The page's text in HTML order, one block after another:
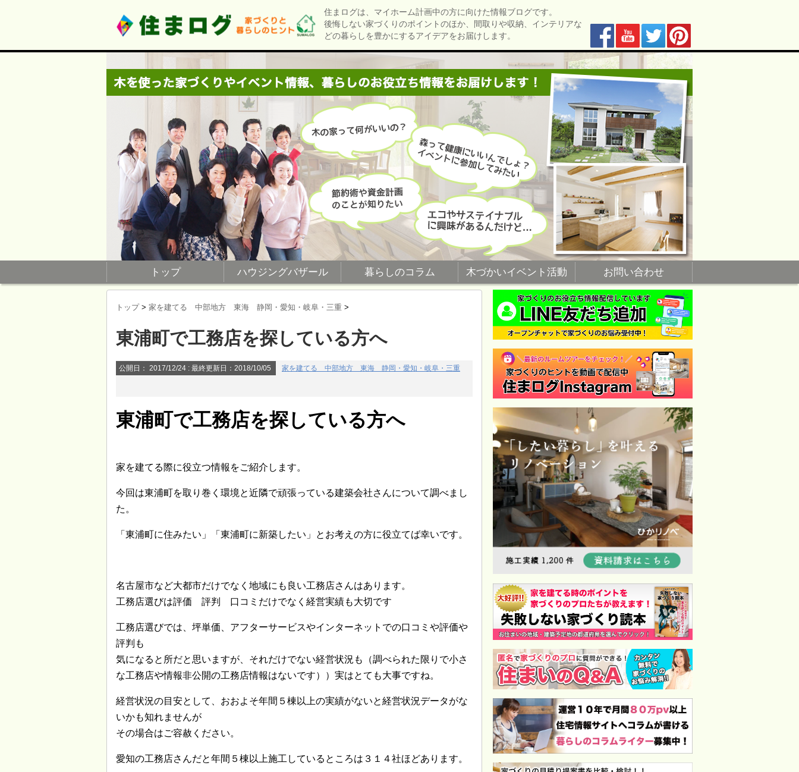
住まログは、マイホーム計画中の方に向けた情報ブログです。
後悔しない家づくりのポイントのほか、間取りや収納、インテリアな
どの暮らしを豊かにするアイデアをお届けします。
トップ ハウジングバザール 暮らしのコラム 木づかいイベント活動 お問い合わせ
トップ > 家を建てる 中部地方 東海 静岡・愛知・岐阜・三重 >
東浦町で工務店を探している方へ
公開日： 2017/12/24 : 最終更新日：2018/10/05 家を建てる 中部地方 東海 静岡・愛知・岐阜・三重
東浦町で工務店を探している方へ
家を建てる際に役立つ情報をご紹介します。
今回は東浦町を取り巻く環境と近隣で頑張っている建築会社さんについて調べまし
た。
「東浦町に住みたい」「東浦町に新築したい」とお考えの方に役立てば幸いです。
名古屋市など大都市だけでなく地域にも良い工務店さんはあります。
工務店選びは評価 評判 口コミだけでなく経営実績も大切です
工務店選びでは、坪単価、アフターサービスやインターネットでの口コミや評価や
評判も
気になると所だと思いますが、それだけでない経営状況も（調べられた限りで小さ
な工務店や情報非公開の工務店情報はないです））実はとても大事ですね。
経営状況の目安として、おおよそ年間５棟以上の実績がないと経営状況データがな
いかも知れませんが
その場合はご容赦ください。
愛知の工務店さんだと年間５棟以上施工しているところは３１４社ほどあります。